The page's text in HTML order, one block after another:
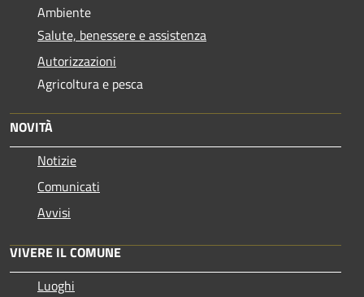
Ambiente
Salute, benessere e assistenza
Autorizzazioni
Agricoltura e pesca
NOVITÀ
Notizie
Comunicati
Avvisi
VIVERE IL COMUNE
Luoghi